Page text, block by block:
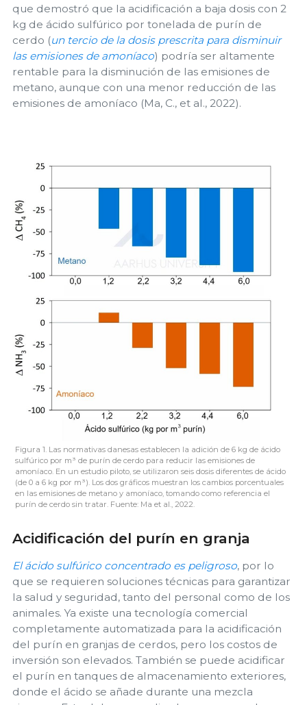
que demostró que la acidificación a baja dosis con 2
kg de ácido sulfúrico por tonelada de purín de
cerdo (un tercio de la dosis prescrita para disminuir
las emisiones de amoníaco) podría ser altamente
rentable para la disminución de las emisiones de
metano, aunque con una menor reducción de las
emisiones de amoníaco (Ma, C., et al., 2022).
Figura 1. Las normativas danesas establecen la adición de 6 kg de ácido
sulfúrico por m³ de purín de cerdo para reducir las emisiones de
amoníaco. En un estudio piloto, se utilizaron seis dosis diferentes de ácido
(de 0 a 6 kg por m³). Los dos gráficos muestran los cambios porcentuales
en las emisiones de metano y amoníaco, tomando como referencia el
purín de cerdo sin tratar. Fuente: Ma et al., 2022.
Acidificación del purín en granja
El ácido sulfúrico concentrado es peligroso, por lo
que se requieren soluciones técnicas para garantizar
la salud y seguridad, tanto del personal como de los
animales. Ya existe una tecnología comercial
completamente automatizada para la acidificación
del purín en granjas de cerdos, pero los costos de
inversión son elevados. También se puede acidificar
el purín en tanques de almacenamiento exteriores,
donde el ácido se añade durante una mezcla